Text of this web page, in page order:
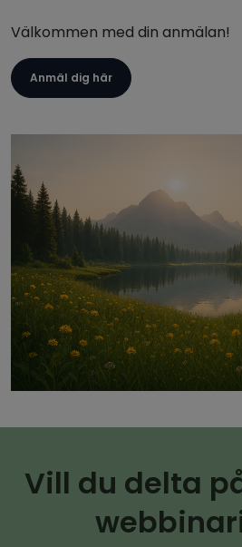
Välkommen med din anmälan!
Anmäl dig här
Vill du delta